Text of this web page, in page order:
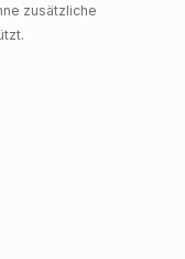
zusätzliche